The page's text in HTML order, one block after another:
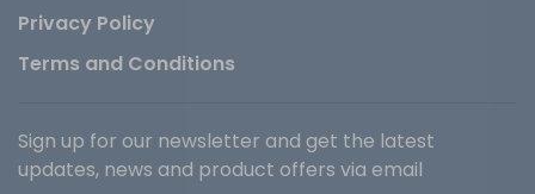
Privacy Policy
Terms and Conditions
Sign up for our newsletter and get the latest
updates, news and product offers via email